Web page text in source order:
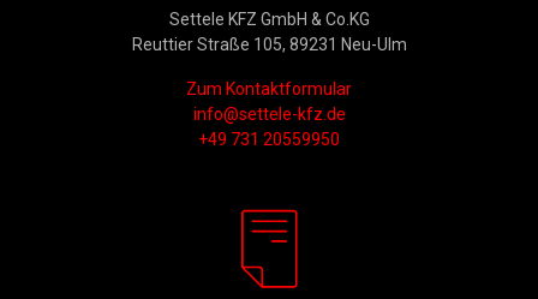
Settele KFZ GmbH & Co.KG
Reuttier Straße 105, 89231 Neu-Ulm
Zum Kontaktformular
info@settele-kfz.de
+49 731 20559950